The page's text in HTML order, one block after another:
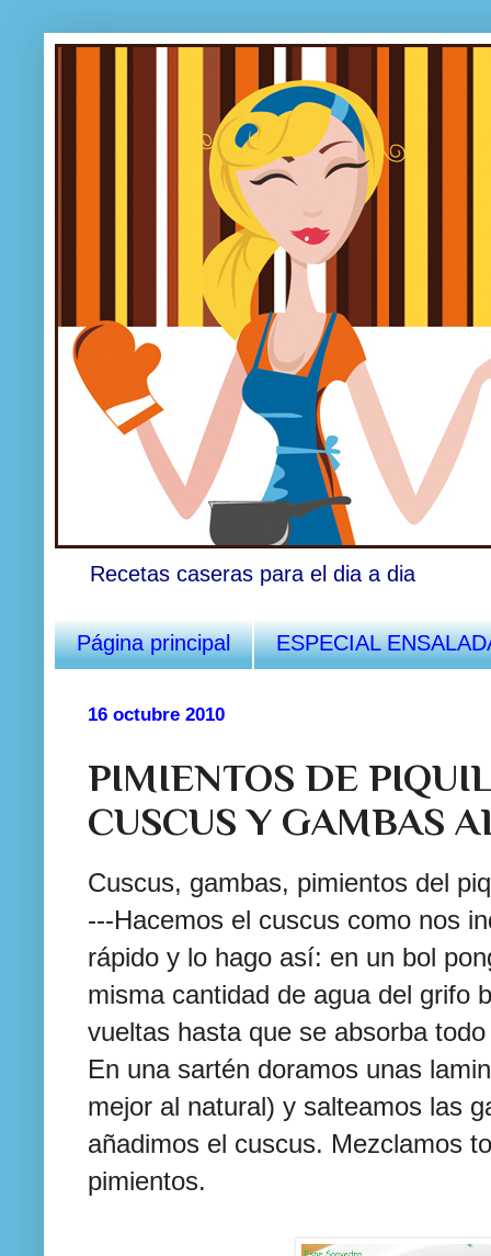
Recetas caseras para el dia a dia
Página principal ESPECIAL
16 octubre 2010
PIMIENTOS DE
CUSCUS Y GAMBAS
Cuscus, gambas, pimientos del
---Hacemos el cuscus como nos
rápido y lo hago así: en un bol
misma cantidad de agua del grifo
vueltas hasta que se absorba
En una sartén doramos unas
mejor al natural) y salteamos las
añadimos el cuscus. Mezclamos
pimientos.